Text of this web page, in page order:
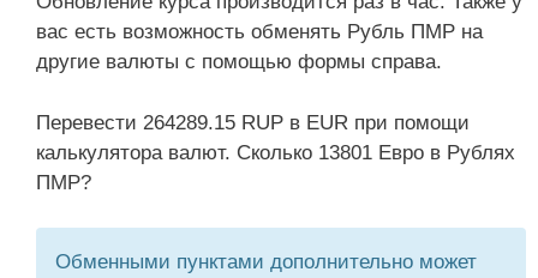
вас есть возможность обменять Рубль ПМР на
другие валюты с помощью формы справа.
Перевести 264289.15 RUP в EUR при помощи
калькулятора валют. Сколько 13801 Евро в Рублях
ПМР?
Обменными пунктами дополнительно может